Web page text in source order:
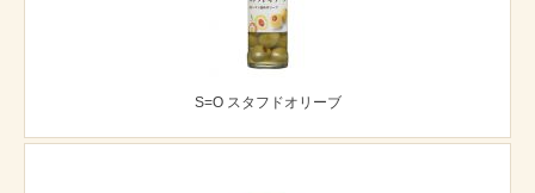
S=O スタフドオリーブ